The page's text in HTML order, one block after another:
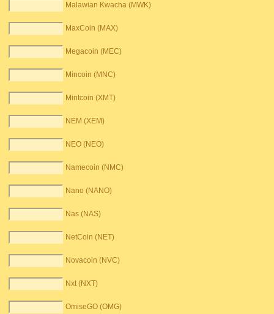
Malawian Kwacha (MWK)
MaxCoin (MAX)
Megacoin (MEC)
Mincoin (MNC)
Mintcoin (XMT)
NEM (XEM)
NEO (NEO)
Namecoin (NMC)
Nano (NANO)
Nas (NAS)
NetCoin (NET)
Novacoin (NVC)
Nxt (NXT)
OmiseGO (OMG)